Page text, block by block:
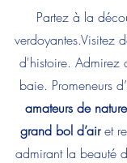
Partez à la
verdoyantes.Visitez
d'histoire. Admirez
baie. Promeneurs
amateurs de nature
grand bol d’airet
admirant la beauté